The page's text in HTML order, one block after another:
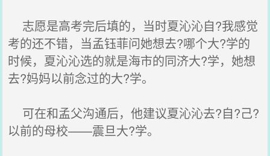
志愿是高考完后填的，当时夏沁沁自?我感觉
考的还不错，当孟钰菲问她想去?哪个大?学的
时候，夏沁沁选的就是海市的同济大?学，她想
去?妈妈以前念过的大?学。
可在和孟父沟通后，他建议夏沁沁去?自?己?
以前的母校——震旦大?学。